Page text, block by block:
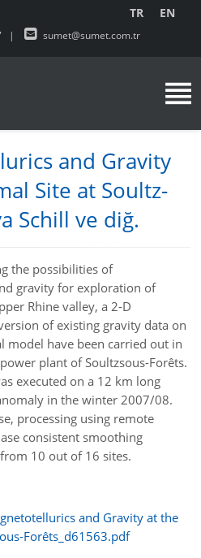
| sumet@sumet.com.tr
TR EN
and Gravity
Site at Soultz-
Schill ve diğ.
the possibilities of
gravity for exploration of
Rhine valley, a 2-D
of existing gravity data on
model have been carried out in
plant of Soultzsous-Forêts.
executed on a 12 km long
in the winter 2007/08.
processing using remote
consistent smoothing
10 out of 16 sites.
and Gravity at the
Forêts_d61563.pdf